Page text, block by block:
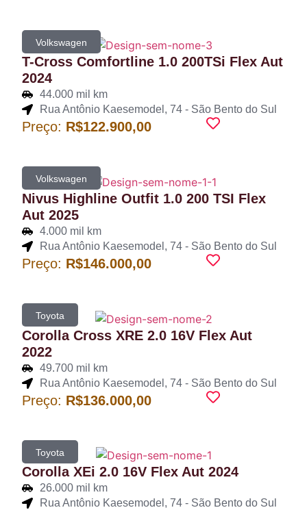
Volkswagen
T-Cross Comfortline 1.0 200TSi Flex Aut
2024
44.000 mil km
Rua Antônio Kaesemodel, 74 - São Bento do Sul
Preço: R$122.900,00
Volkswagen
Nivus Highline Outfit 1.0 200 TSI Flex
Aut 2025
4.000 mil km
Rua Antônio Kaesemodel, 74 - São Bento do Sul
Preço: R$146.000,00
Toyota
Corolla Cross XRE 2.0 16V Flex Aut
2022
49.700 mil km
Rua Antônio Kaesemodel, 74 - São Bento do Sul
Preço: R$136.000,00
Toyota
Corolla XEi 2.0 16V Flex Aut 2024
26.000 mil km
Rua Antônio Kaesemodel, 74 - São Bento do Sul